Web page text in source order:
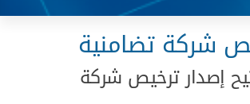
شركة تضامنية
إصدار ترخيص شركة